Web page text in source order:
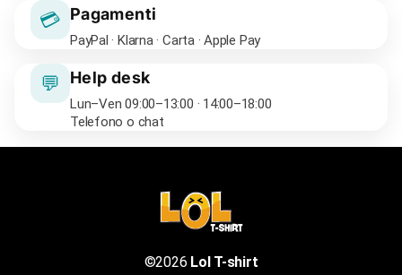
💳 Pagamenti
PayPal · Klarna · Carta · Apple Pay
💬 Help desk
Lun–Ven 09:00–13:00 · 14:00–18:00
Telefono o chat
©2026 Lol T-shirt